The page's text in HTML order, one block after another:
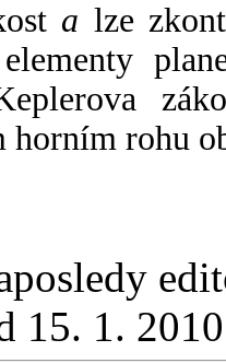
a lze
elementy
horním rohu
15. 1.